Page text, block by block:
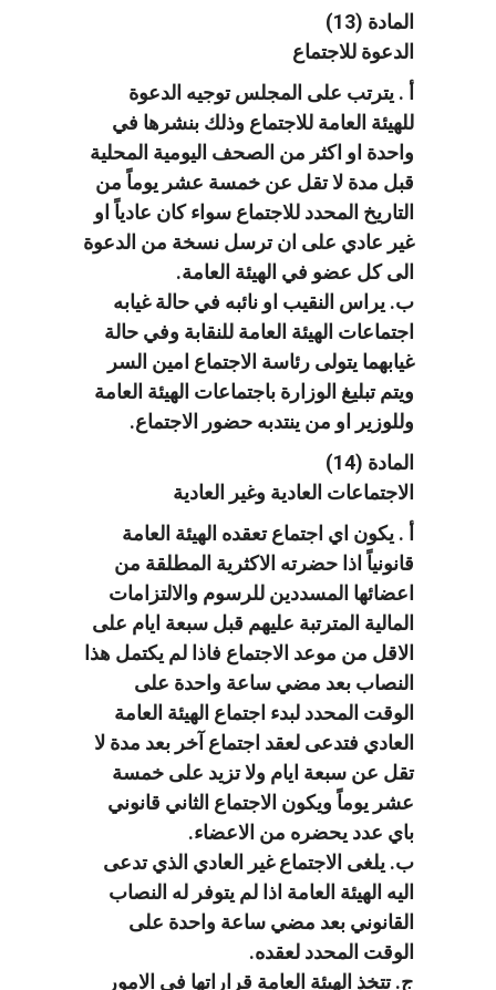
المادة (13)
الدعوة للاجتماع
أ . يترتب على المجلس توجيه الدعوة
للهيئة العامة للاجتماع وذلك بنشرها في
واحدة او اكثر من الصحف اليومية المحلية
قبل مدة لا تقل عن خمسة عشر يوماً من
التاريخ المحدد للاجتماع سواء كان عادياً او
غير عادي على ان ترسل نسخة من الدعوة
الى كل عضو في الهيئة العامة.
ب. يراس النقيب او نائبه في حالة غيابه
اجتماعات الهيئة العامة للنقابة وفي حالة
غيابهما يتولى رئاسة الاجتماع امين السر
ويتم تبليغ الوزارة باجتماعات الهيئة العامة
وللوزير او من ينتدبه حضور الاجتماع.
المادة (14)
الاجتماعات العادية وغير العادية
أ . يكون اي اجتماع تعقده الهيئة العامة
قانونياً اذا حضرته الاكثرية المطلقة من
اعضائها المسددين للرسوم والالتزامات
المالية المترتبة عليهم قبل سبعة ايام على
الاقل من موعد الاجتماع فاذا لم يكتمل هذا
النصاب بعد مضي ساعة واحدة على
الوقت المحدد لبدء اجتماع الهيئة العامة
العادي فتدعى لعقد اجتماع آخر بعد مدة لا
تقل عن سبعة ايام ولا تزيد على خمسة
عشر يوماً ويكون الاجتماع الثاني قانوني
باي عدد يحضره من الاعضاء.
ب. يلغى الاجتماع غير العادي الذي تدعى
اليه الهيئة العامة اذا لم يتوفر له النصاب
القانوني بعد مضي ساعة واحدة على
الوقت المحدد لعقده.
ج. تتخذ الهيئة العامة قراراتها في الامور